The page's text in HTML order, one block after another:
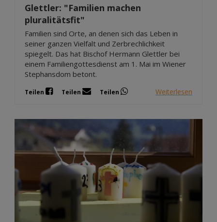
Glettler: "Familien machen
pluralitätsfit"
Familien sind Orte, an denen sich das Leben in
seiner ganzen Vielfalt und Zerbrechlichkeit
spiegelt. Das hat Bischof Hermann Glettler bei
einem Familiengottesdienst am 1. Mai im Wiener
Stephansdom betont.
Teilen Teilen Teilen Weiterlesen